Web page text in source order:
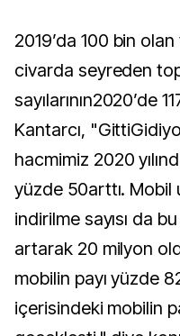
2019’da 100 bin
civarda seyreden
sayılarının2020’de
Kantarcı,
hacmimiz 2020
yüzde 50arttı. Mobil
indirilme sayısı da
artarak 20 milyon
mobilin payı yüzde
içerisindeki mobilin